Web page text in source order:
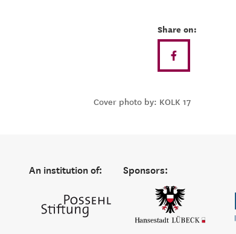
Share on:
Cover photo by: KOLK 17
An institution of: Sponsors: